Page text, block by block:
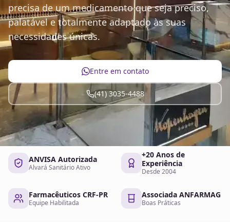
precisa de um medicamento que seja preciso,
palatável e totalmente adaptado às suas
necessidades únicas.
Entre em contato
(41) 3035-4488
ANVISA Autorizada
Alvará Sanitário Ativo
+20 Anos de
Experiência
Desde 2004
Farmacêuticos CRF-PR
Equipe Habilitada
Associada ANFARMAG
Boas Práticas